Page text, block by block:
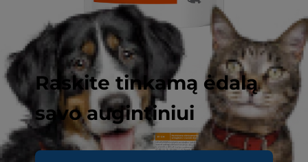
Raskite tinkamą ėdalą
savo augintiniui